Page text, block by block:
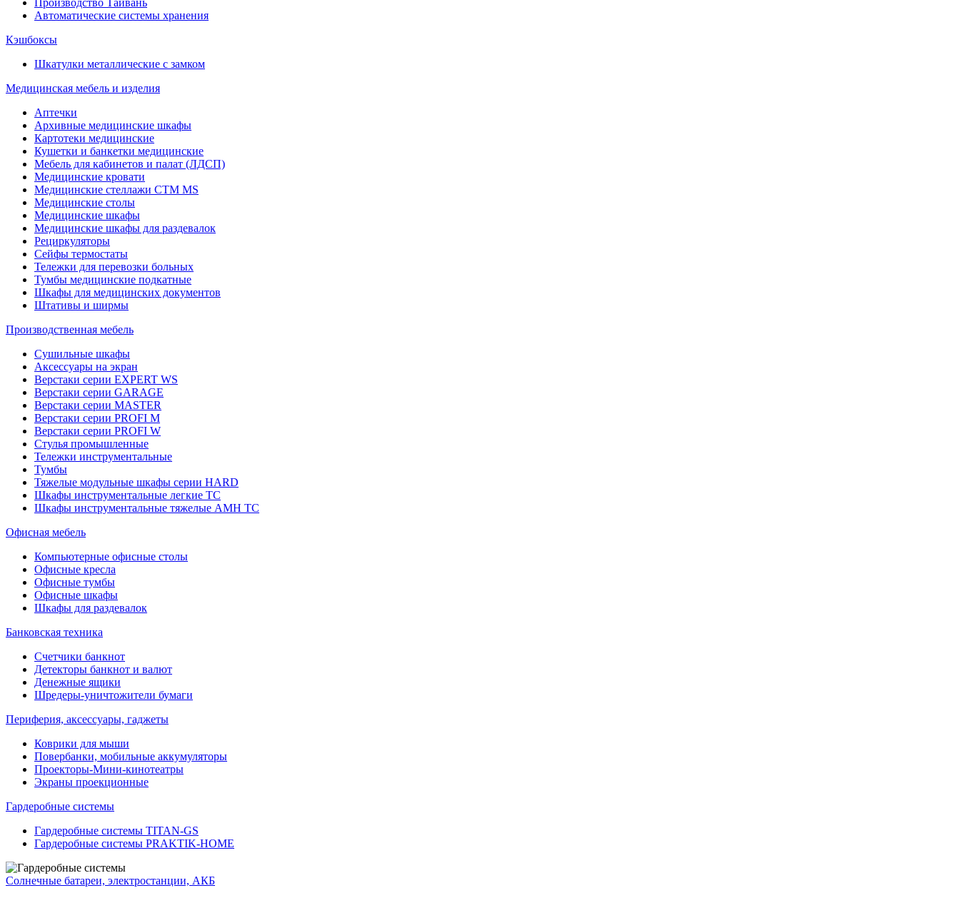
Автоматические системы хранения
Кэшбоксы
Шкатулки металлические с замком
Медицинская мебель и изделия
Аптечки
Архивные медицинские шкафы
Картотеки медицинские
Кушетки и банкетки медицинские
Мебель для кабинетов и палат (ЛДСП)
Медицинские кровати
Медицинские стеллажи CTM MS
Медицинские столы
Медицинские шкафы
Медицинские шкафы для раздевалок
Рециркуляторы
Сейфы термостаты
Тележки для перевозки больных
Тумбы медицинские подкатные
Шкафы для медицинских документов
Штативы и ширмы
Производственная мебель
Cушильные шкафы
Аксессуары на экран
Верстаки серии EXPERT WS
Верстаки серии GARAGE
Верстаки серии MASTER
Верстаки серии PROFI M
Верстаки серии PROFI W
Стулья промышленные
Тележки инструментальные
Тумбы
Тяжелые модульные шкафы серии HARD
Шкафы инструментальные легкие ТС
Шкафы инструментальные тяжелые AMH TC
Офисная мебель
Компьютерные офисные столы
Офисные кресла
Офисные тумбы
Офисные шкафы
Шкафы для раздевалок
Банковская техника
Счетчики банкнот
Детекторы банкнот и валют
Денежные ящики
Шредеры-уничтожители бумаги
Периферия, аксессуары, гаджеты
Коврики для мыши
Повербанки, мобильные аккумуляторы
Проекторы-Мини-кинотеатры
Экраны проекционные
Гардеробные системы
Гардеробные системы TITAN-GS
Гардеробные системы PRAKTIK-HOME
Солнечные батареи, электростанции, АКБ